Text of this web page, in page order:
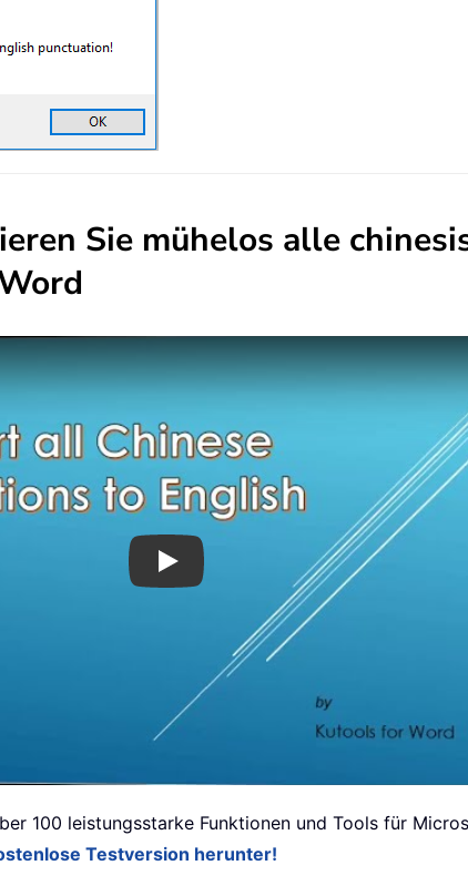
Sie mühelos alle
Play
100 leistungsstarke Funktionen und Tools für
Testversion herunter!